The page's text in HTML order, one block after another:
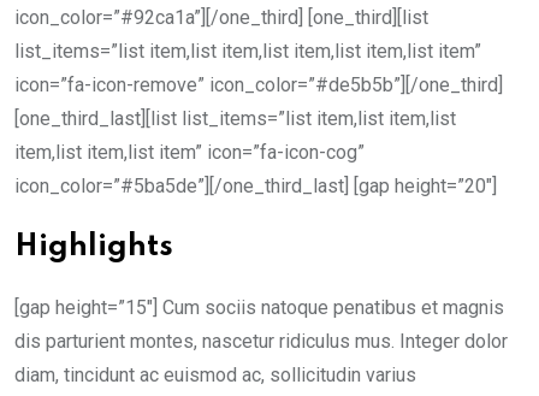
icon_color=”#92ca1a”][/one_third] [one_third][list
list_items=”list item,list item,list item,list item,list item”
icon=”fa-icon-remove” icon_color=”#de5b5b”][/one_third]
[one_third_last][list list_items=”list item,list item,list
item,list item,list item” icon=”fa-icon-cog”
icon_color=”#5ba5de”][/one_third_last] [gap height=”20″]
Highlights
[gap height=”15″] Cum sociis natoque penatibus et magnis
dis parturient montes, nascetur ridiculus mus. Integer dolor
diam, tincidunt ac euismod ac, sollicitudin varius